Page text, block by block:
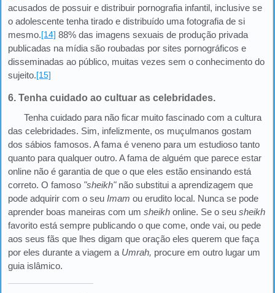
acusados de possuir e distribuir pornografia infantil, inclusive se
o adolescente tenha tirado e distribuído uma fotografia de si
mesmo.[14] 88% das imagens sexuais de produção privada
publicadas na mídia são roubadas por sites pornográficos e
disseminadas ao público, muitas vezes sem o conhecimento do
sujeito.[15]
6. Tenha cuidado ao cultuar as celebridades.
Tenha cuidado para não ficar muito fascinado com a cultura
das celebridades. Sim, infelizmente, os muçulmanos gostam
dos sábios famosos. A fama é veneno para um estudioso tanto
quanto para qualquer outro. A fama de alguém que parece estar
online não é garantia de que o que eles estão ensinando está
correto. O famoso "sheikh"não substitui a aprendizagem que
pode adquirir com o seu Imam ou erudito local. Nunca se pode
aprender boas maneiras com um sheikh online. Se o seu sheikh
favorito está sempre publicando o que come, onde vai, ou pede
aos seus fãs que lhes digam que oração eles querem que faça
por eles durante a viagem a Umrah, procure em outro lugar um
guia islâmico.